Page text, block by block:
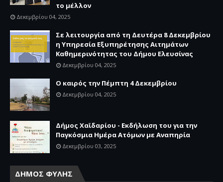
το μέλλον
Δεκεμβρίου 04, 2025
Σε λειτουργία από τη Δευτέρα 8 Δεκεμβρίου
η Υπηρεσία Εξυπηρέτησης Αιτημάτων
Καθημερινότητας του Δήμου Ελευσίνας
Δεκεμβρίου 04, 2025
Ο καιρός την Πέμπτη 4 Δεκεμβρίου
Δεκεμβρίου 04, 2025
Δήμος Χαϊδαρίου - Εκδήλωση του για την
Παγκόσμια Ημέρα Ατόμων με Αναπηρία
Δεκεμβρίου 03, 2025
ΔΗΜΟΣ ΦΥΛΗΣ